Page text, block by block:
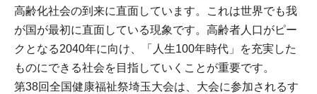
高齢化社会の到来に直面しています。これは世界でも我
が国が最初に直面している現象です。高齢者人口がピー
クとなる2040年に向け、「人生100年時代」を充実した
ものにできる社会を目指していくことが重要です。
第38回全国健康福祉祭埼玉大会は、大会に参加されるす